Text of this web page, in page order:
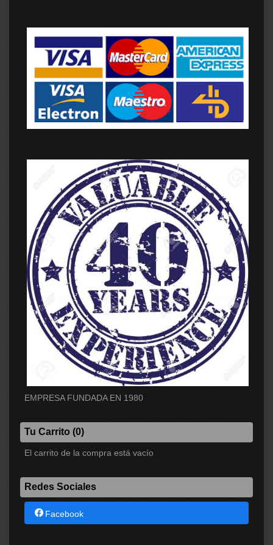
EMPRESA FUNDADA EN 1980
Tu Carrito (0)
El carrito de la compra está vacío
Redes Sociales
Facebook